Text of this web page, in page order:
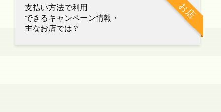
お店
支払い方法で利用
できるキャンペーン情報・
主なお店では？